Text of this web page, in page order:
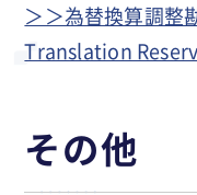
＞＞為替換算調
Translation
その他